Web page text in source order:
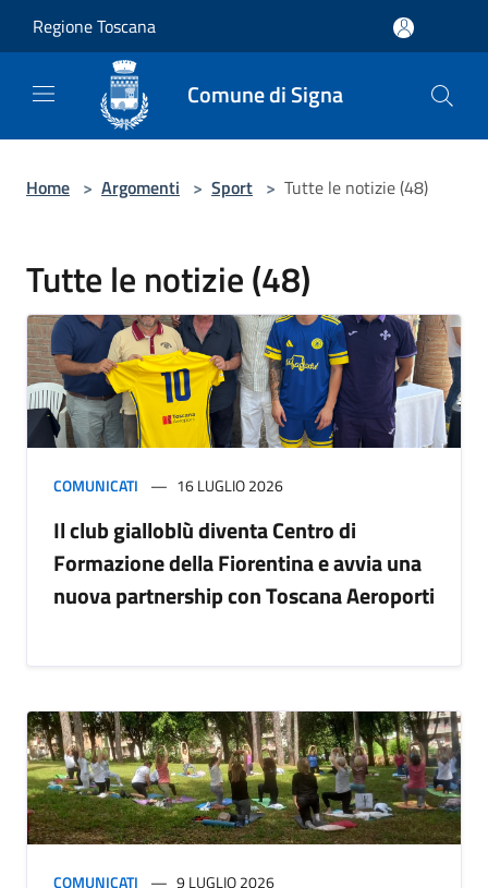
Regione Toscana
Comune di Signa
Home > Argomenti > Sport > Tutte le notizie (48)
Tutte le notizie (48)
COMUNICATI 16 LUGLIO 2026
Il club gialloblù diventa Centro di
Formazione della Fiorentina e avvia una
nuova partnership con Toscana Aeroporti
COMUNICATI 9 LUGLIO 2026